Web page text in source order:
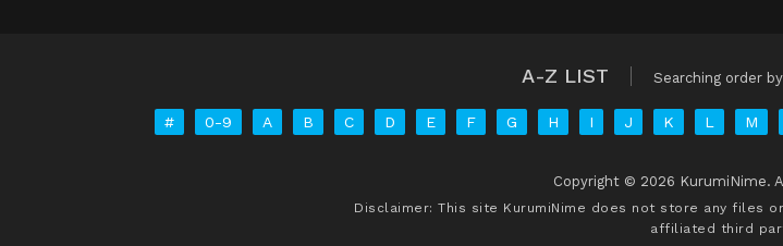
A-Z LIST Searching order
# 0-9 A B C D E F G H I J K L M
Copyright © 2026 KurumiNime.
Disclaimer: This site KurumiNime does not store any files
affiliated third